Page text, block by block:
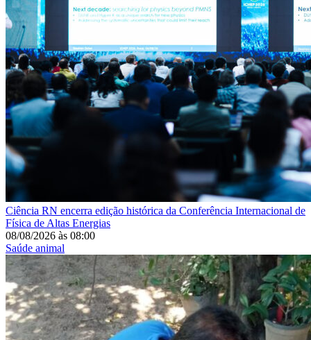
Ciência RN encerra edição histórica da Conferência Internacional de
Física de Altas Energias
08/08/2026 às 08:00
Saúde animal